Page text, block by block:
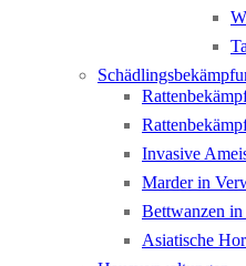
Invasive
Marder in
Bettwanzen
Asiatische